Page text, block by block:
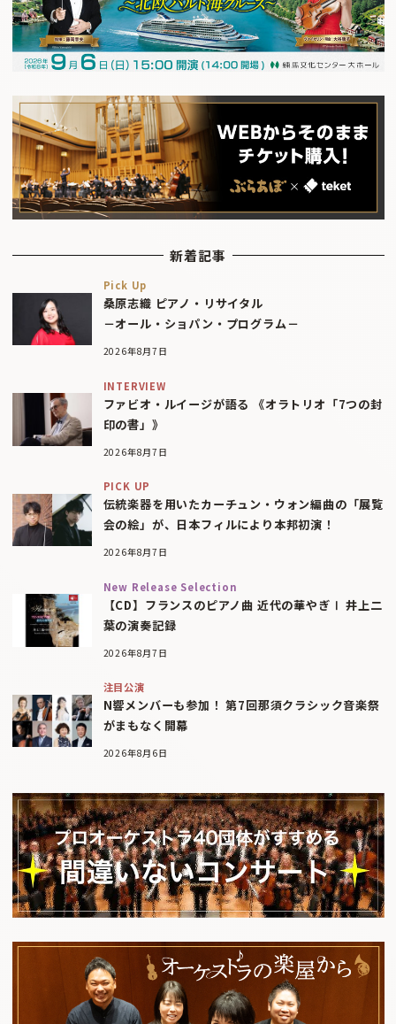
新着記事
Pick Up
桑原志織 ピアノ・リサイタル
－オール・ショパン・プログラム－
2026年8月7日
INTERVIEW
ファビオ・ルイージが語る 《オラトリオ「7つの封
印の書」》
2026年8月7日
PICK UP
伝統楽器を用いたカーチュン・ウォン編曲の「展覧
会の絵」が、日本フィルにより本邦初演！
2026年8月7日
New Release Selection
【CD】フランスのピアノ曲 近代の華やぎⅠ 井上二
葉の演奏記録
2026年8月7日
注目公演
N響メンバーも参加！ 第7回那須クラシック音楽祭
がまもなく開幕
2026年8月6日